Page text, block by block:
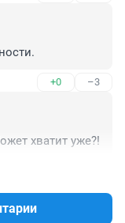
+0 –3
хватит уже?!